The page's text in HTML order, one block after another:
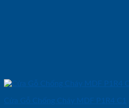
Cửa Gỗ Chống Cháy MDF P1R4 C1